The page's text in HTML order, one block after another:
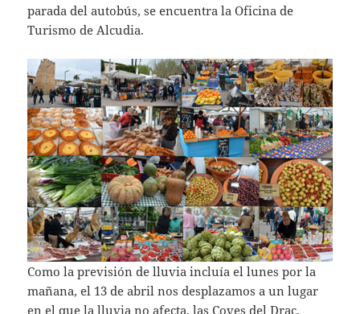
parada del autobús, se encuentra la Oficina de
Turismo de Alcudia.
Como la previsión de lluvia incluía el lunes por la
mañana, el 13 de abril nos desplazamos a un lugar
en el que la lluvia no afecta, las Coves del Drac,